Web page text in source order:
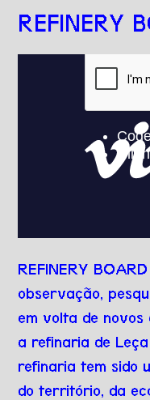
REFINERY
REFINERY
observação,
em volta de novos
a refinaria de
refinaria tem sido
do território, da